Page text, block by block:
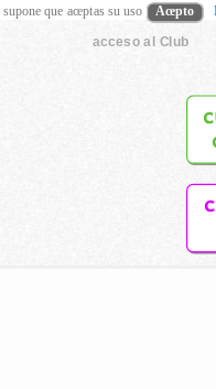
acceso al Club
que aceptas su uso Acepto